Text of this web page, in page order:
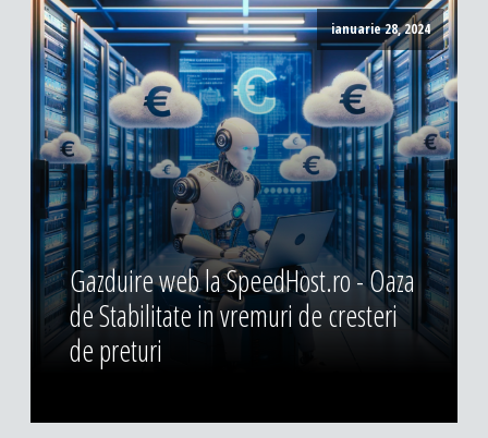
ianuarie 28, 2024
Gazduire web la SpeedHost.ro - Oaza
de Stabilitate in vremuri de cresteri
de preturi